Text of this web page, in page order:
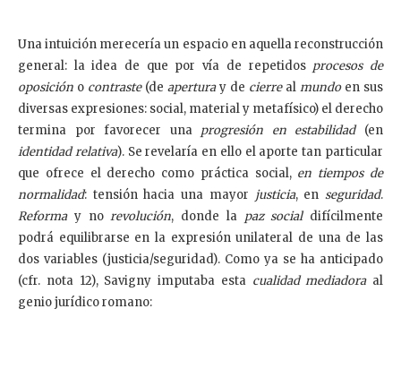
Una intuición merecería un espacio en aquella reconstrucción
general: la idea de que por vía de repetidos procesos de
oposición o contraste(de aperturay de cierreal mundoen sus
diversas expresiones: social, material y metafísico) el derecho
termina por favorecer una progresión en estabilidad (en
identidad relativa). Se revelaría en ello el aporte tan particular
que ofrece el derecho como práctica social, en tiempos de
normalidad: tensión hacia una mayor justicia, enseguridad.
Reformay norevolución, donde la paz socialdifícilmente
podrá equilibrarse en la expresión unilateral de una de las
dos variables (justicia/seguridad). Como ya se ha anticipado
(cfr. nota 12), Savigny imputaba esta cualidad mediadoraal
genio jurídico romano: